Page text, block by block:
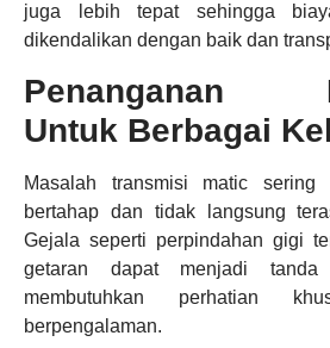
juga lebih tepat sehingga
dikendalikan dengan baik dan
Penanganan
Untuk Berbagai
Masalah transmisi matic
bertahap dan tidak langsung
Gejala seperti perpindahan gigi
getaran dapat menjadi tanda
membutuhkan perhatian
berpengalaman.